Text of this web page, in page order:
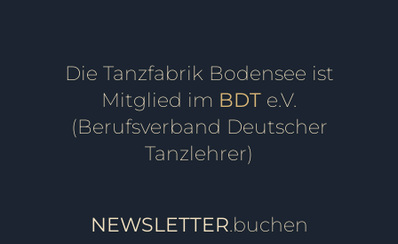
Die Tanzfabrik Bodensee ist
Mitglied im BDT e.V.
(Berufsverband Deutscher
Tanzlehrer)
NEWSLETTER.buchen